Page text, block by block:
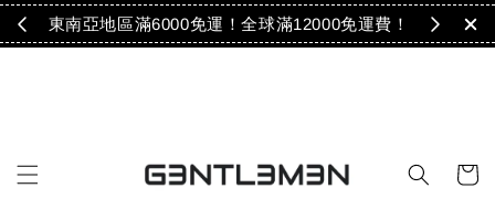
！ 東南亞地區滿6000免運！全球滿12000免運費！